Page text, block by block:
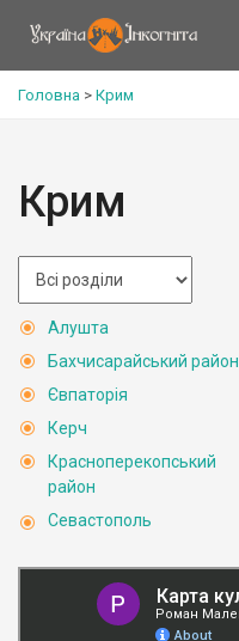
Головна > Крим
Крим
Алушта
Бахчисарайський район
Євпаторія
Керч
Красноперекопський
район
Севастополь